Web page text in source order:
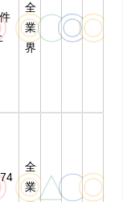
◎
全
業
界
〇◎◎
◎
全
業△〇◎